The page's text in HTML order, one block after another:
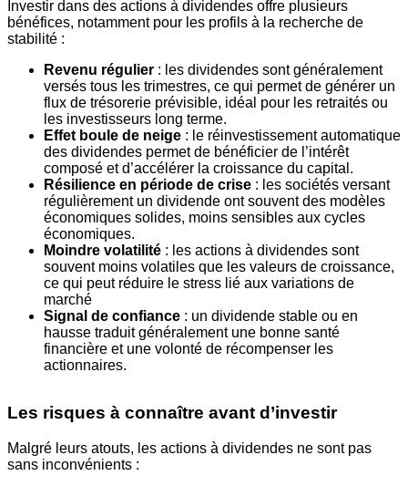
Investir dans des actions à dividendes offre plusieurs
bénéfices, notamment pour les profils à la recherche de
stabilité :
Revenu régulier : les dividendes sont généralement
versés tous les trimestres, ce qui permet de générer un
flux de trésorerie prévisible, idéal pour les retraités ou
les investisseurs long terme.
Effet boule de neige : le réinvestissement automatique
des dividendes permet de bénéficier de l’intérêt
composé et d’accélérer la croissance du capital.
Résilience en période de crise : les sociétés versant
régulièrement un dividende ont souvent des modèles
économiques solides, moins sensibles aux cycles
économiques.
Moindre volatilité : les actions à dividendes sont
souvent moins volatiles que les valeurs de croissance,
ce qui peut réduire le stress lié aux variations de
marché
Signal de confiance : un dividende stable ou en
hausse traduit généralement une bonne santé
financière et une volonté de récompenser les
actionnaires.
Les risques à connaître avant d’investir
Malgré leurs atouts, les actions à dividendes ne sont pas
sans inconvénients :